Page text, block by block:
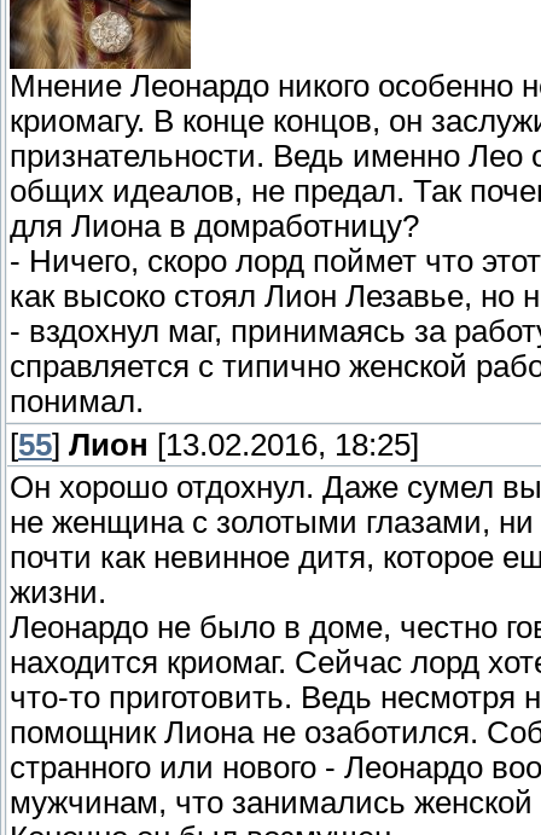
Мнение Леонардо никого особенно
криомагу. В конце концов, он
признательности. Ведь именно Лео
общих идеалов, не предал. Так
для Лиона в домработницу?
- Ничего, скоро лорд поймет что
как высоко стоял Лион Лезавье, но
- вздохнул маг, принимаясь за
справляется с типично женской
понимал.
[55] Лион [13.02.2016, 18:25]
Он хорошо отдохнул. Даже сумел
не женщина с золотыми глазами,
почти как невинное дитя, которое
жизни.
Леонардо не было в доме, честно
находится криомаг. Сейчас лорд
что-то приготовить. Ведь
помощник Лиона не озаботился.
странного или нового - Леонардо
мужчинам, что занимались женской